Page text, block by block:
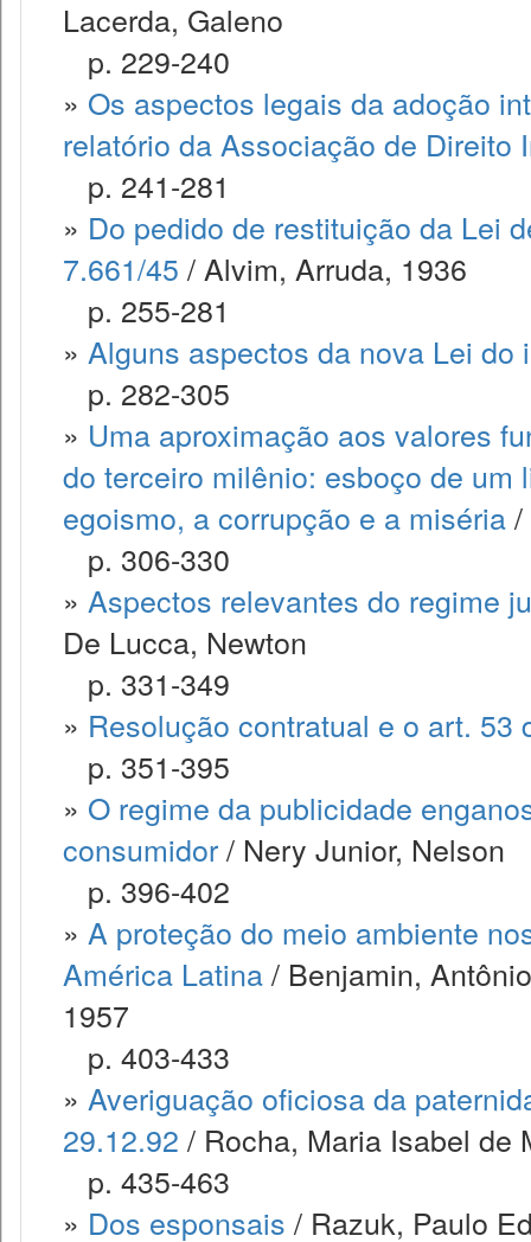
Lacerda, Galeno
p. 229-240
» Os aspectos legais da adoção
relatório da Associação de Direito
p. 241-281
» Do pedido de restituição da Lei
7.661/45 / Alvim, Arruda, 1936
p. 255-281
» Alguns aspectos da nova Lei do
p. 282-305
» Uma aproximação aos valores
do terceiro milênio: esboço de
egoismo, a corrupção e a miséria/
p. 306-330
» Aspectos relevantes do regime
De Lucca, Newton
p. 331-349
» Resolução contratual e o art. 53
p. 351-395
» O regime da publicidade
consumidor/ Nery Junior, Nelson
p. 396-402
» A proteção do meio ambiente
América Latina/ Benjamin,
1957
p. 403-433
» Averiguação oficiosa da
29.12.92 / Rocha, Maria Isabel de
p. 435-463
» Dos esponsais / Razuk, Paulo